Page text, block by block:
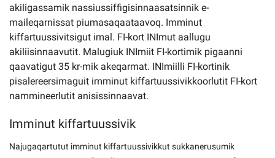
akiligassamik nassiussiffigisinnaasatsinnik e-
maileqarnissat piumasaqaataavoq. Imminut
kiffartuussivitsigut imal. FI-kort INImut aallugu
akiliisinnaavutit. Malugiuk INImiit FI-kortimik pigaanni
qaavatigut 35 kr-mik akeqarmat. INImiilli FI-kortinik
pisalereersimaguit imminut kiffartuussivikkoorlutit FI-kort
nammineerlutit anisissinnaavat.
Imminut kiffartuussivik
Najugaqartutut imminut kiffartuussivikkut sukkanerusumik